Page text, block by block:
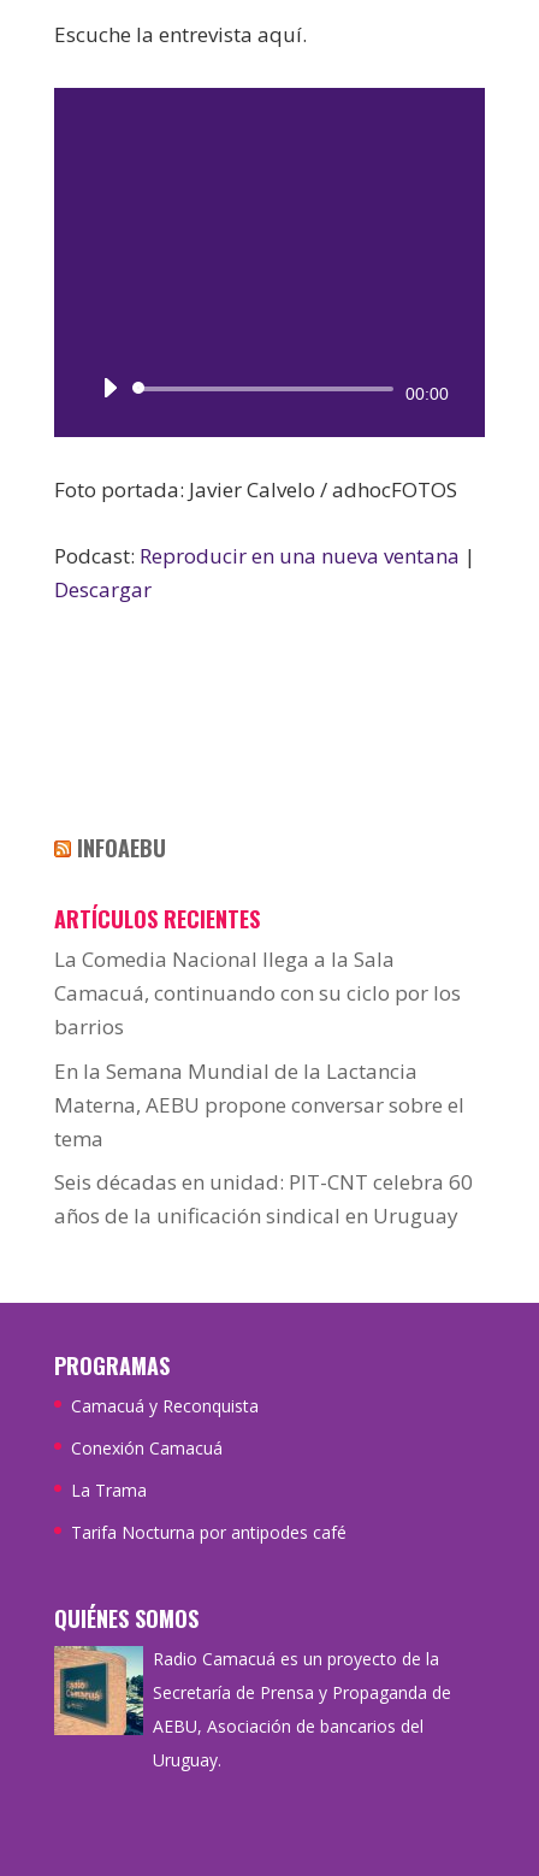
Escuche la entrevista aquí.
Reproductor
00:00
Foto portada: Javier Calvelo / adhocFOTOS
Podcast: Reproducir en una nueva ventana |
Descargar
INFOAEBU
ARTÍCULOS RECIENTES
La Comedia Nacional llega a la Sala
Camacuá, continuando con su ciclo por los
barrios
En la Semana Mundial de la Lactancia
Materna, AEBU propone conversar sobre el
tema
Seis décadas en unidad: PIT-CNT celebra 60
años de la unificación sindical en Uruguay
PROGRAMAS
Camacuá y Reconquista
Conexión Camacuá
La Trama
Tarifa Nocturna por antipodes café
QUIÉNES SOMOS
Radio Camacuá es un proyecto de la
Secretaría de Prensa y Propaganda de
AEBU, Asociación de bancarios del
Uruguay.